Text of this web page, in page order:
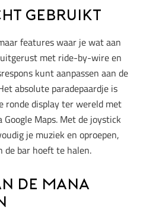
gebruikt
features waar je wat aan
met ride-by-wire en
kunt aanpassen aan de
absolute paradepaardje is
ronde display ter wereld met
Maps. Met de joystick
je muziek en oproepen,
de bar hoeft te halen.
de Mana